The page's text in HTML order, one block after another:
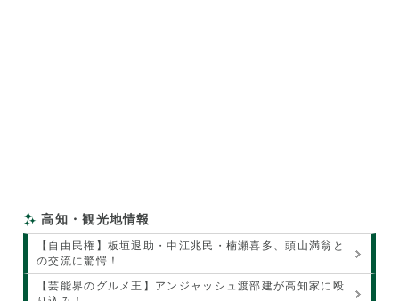
高知・観光地情報
【自由民権】板垣退助・中江兆民・楠瀬喜多、頭山満翁と
の交流に驚愕！
【芸能界のグルメ王】アンジャッシュ渡部建が高知家に殴